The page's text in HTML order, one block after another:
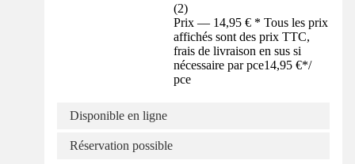
(2)
Prix — 14,95 € * Tous les prix
affichés sont des prix TTC,
frais de livraison en sus si
nécessaire par pce14,95 €*/
pce
Disponible en ligne
Réservation possible